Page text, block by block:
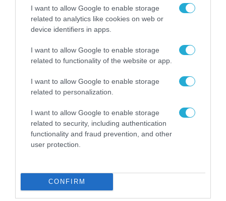
I want to allow Google to enable storage
related to analytics like cookies on web or
device identifiers in apps.
I want to allow Google to enable storage
related to functionality of the website or app.
I want to allow Google to enable storage
related to personalization.
I want to allow Google to enable storage
related to security, including authentication
functionality and fraud prevention, and other
user protection.
CONFIRM
06.08.2026 | 09:03
«Οι εντελώς αθώοι»: Η ανάρτηση του Αρκά για
Αττικής (φωτο)